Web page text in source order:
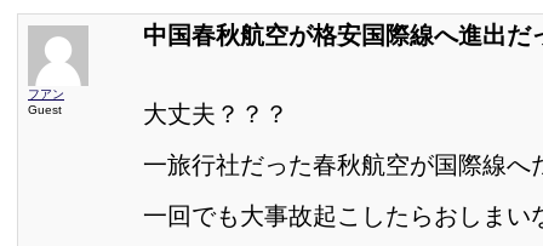
フアン
Guest
中国春秋航空が格安国際線へ進出だ
大丈夫？？？
一旅行社だった春秋航空が国際線へ
一回でも大事故起こしたらおしまい